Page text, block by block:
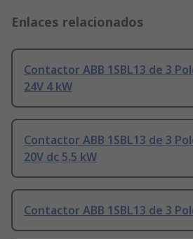
Enlaces relacionados
Contactor ABB 1SBL13 de 3
24V 4 kW
Contactor ABB 1SBL13 de 3
20V dc 5.5 kW
Contactor ABB 1SBL13 de 3